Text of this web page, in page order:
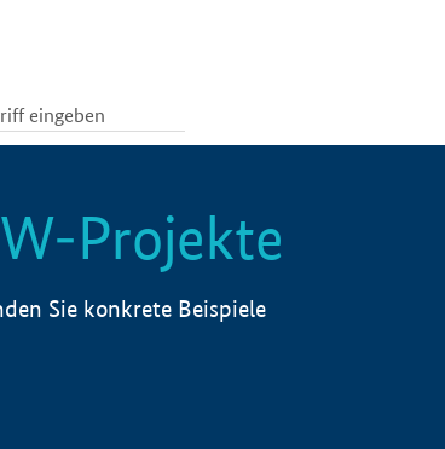
Projekte
Sie konkrete Beispiele